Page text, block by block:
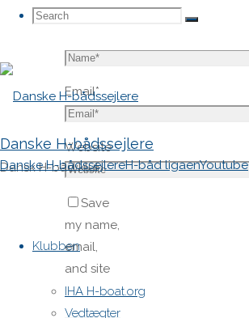
Search
Search
Search
Danske H-bådssejlere
Dansk H-båd klub
Danske H-bådssejlereH-båd ligaenYoutube
Klubben
IHA H-boat.org
Vedtægter
Email*
Website
Save
my name,
email,
and site
URL in my
browser